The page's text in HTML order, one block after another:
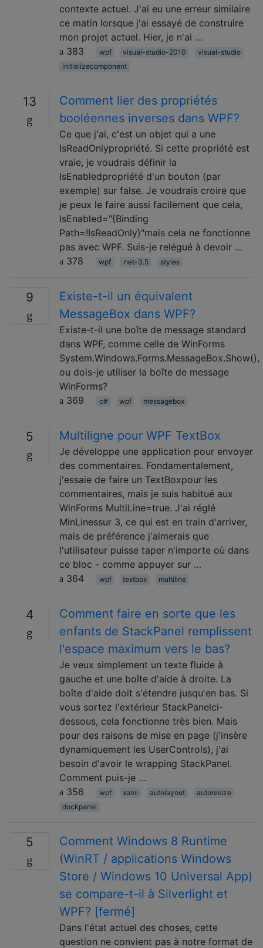
contexte actuel. J'ai eu une erreur similaire
ce matin lorsque j'ai essayé de construire
mon projet actuel. Hier, je n'ai …
383
wpf visual-studio-2010
visual-studio
initializecomponent
13
Comment lier des propriétés
booléennes inverses dans WPF?
Ce que j'ai, c'est un objet qui a une
IsReadOnlypropriété. Si cette propriété est
vraie, je voudrais définir la
IsEnabledpropriété d'un bouton (par
exemple) sur false. Je voudrais croire que
je peux le faire aussi facilement que cela,
IsEnabled="{Binding
Path=!IsReadOnly}"mais cela ne fonctionne
pas avec WPF. Suis-je relégué à devoir …
378
wpf .net-3.5 styles
9
Existe-t-il un équivalent
MessageBox dans WPF?
Existe-t-il une boîte de message standard
dans WPF, comme celle de WinForms
System.Windows.Forms.MessageBox.Show(),
ou dois-je utiliser la boîte de message
WinForms?
369
c# wpf messagebox
5 Multiligne pour WPF TextBox
Je développe une application pour envoyer
des commentaires. Fondamentalement,
j'essaie de faire un TextBoxpour les
commentaires, mais je suis habitué aux
WinForms MultiLine=true. J'ai réglé
MinLinessur 3, ce qui est en train d'arriver,
mais de préférence j'aimerais que
l'utilisateur puisse taper n'importe où dans
ce bloc - comme appuyer sur …
364
wpf textbox multiline
4
Comment faire en sorte que les
enfants de StackPanel remplissent
l'espace maximum vers le bas?
Je veux simplement un texte fluide à
gauche et une boîte d'aide à droite. La
boîte d'aide doit s'étendre jusqu'en bas. Si
vous sortez l'extérieur StackPanelci-
dessous, cela fonctionne très bien. Mais
pour des raisons de mise en page (j'insère
dynamiquement les UserControls), j'ai
besoin d'avoir le wrapping StackPanel.
Comment puis-je …
356
wpf xaml autolayout
autoresize
dockpanel
5
Comment Windows 8 Runtime
(WinRT / applications Windows
Store / Windows 10 Universal App)
se compare-t-il à Silverlight et
WPF? [fermé]
Dans l'état actuel des choses, cette
question ne convient pas à notre format de